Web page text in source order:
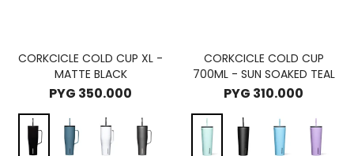
CORKCICLE COLD CUP XL -
MATTE BLACK
PYG 350.000
CORKCICLE COLD CUP
700ML - SUN SOAKED TEAL
PYG 310.000